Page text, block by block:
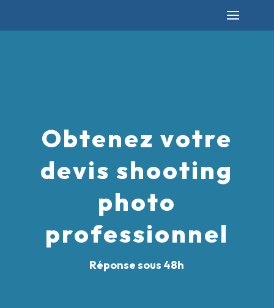
Obtenez votre
devis shooting
photo
professionnel
Réponse sous 48h